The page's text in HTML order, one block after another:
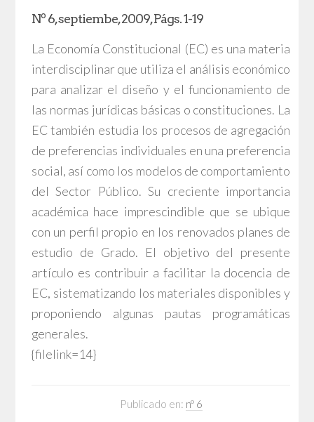
Nº 6, septiembe, 2009, Págs. 1-19
La Economía Constitucional (EC) es una materia
interdisciplinar que utiliza el análisis económico
para analizar el diseño y el funcionamiento de
las normas jurídicas básicas o constituciones. La
EC también estudia los procesos de agregación
de preferencias individuales en una preferencia
social, así como los modelos de comportamiento
del Sector Público. Su creciente importancia
académica hace imprescindible que se ubique
con un perfil propio en los renovados planes de
estudio de Grado. El objetivo del presente
artículo es contribuir a facilitar la docencia de
EC, sistematizando los materiales disponibles y
proponiendo algunas pautas programáticas
generales.
{filelink=14}
Publicado en: nº 6